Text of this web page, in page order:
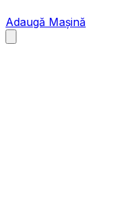
Adaugă Mașină